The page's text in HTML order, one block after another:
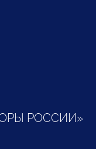
РОССИИ»